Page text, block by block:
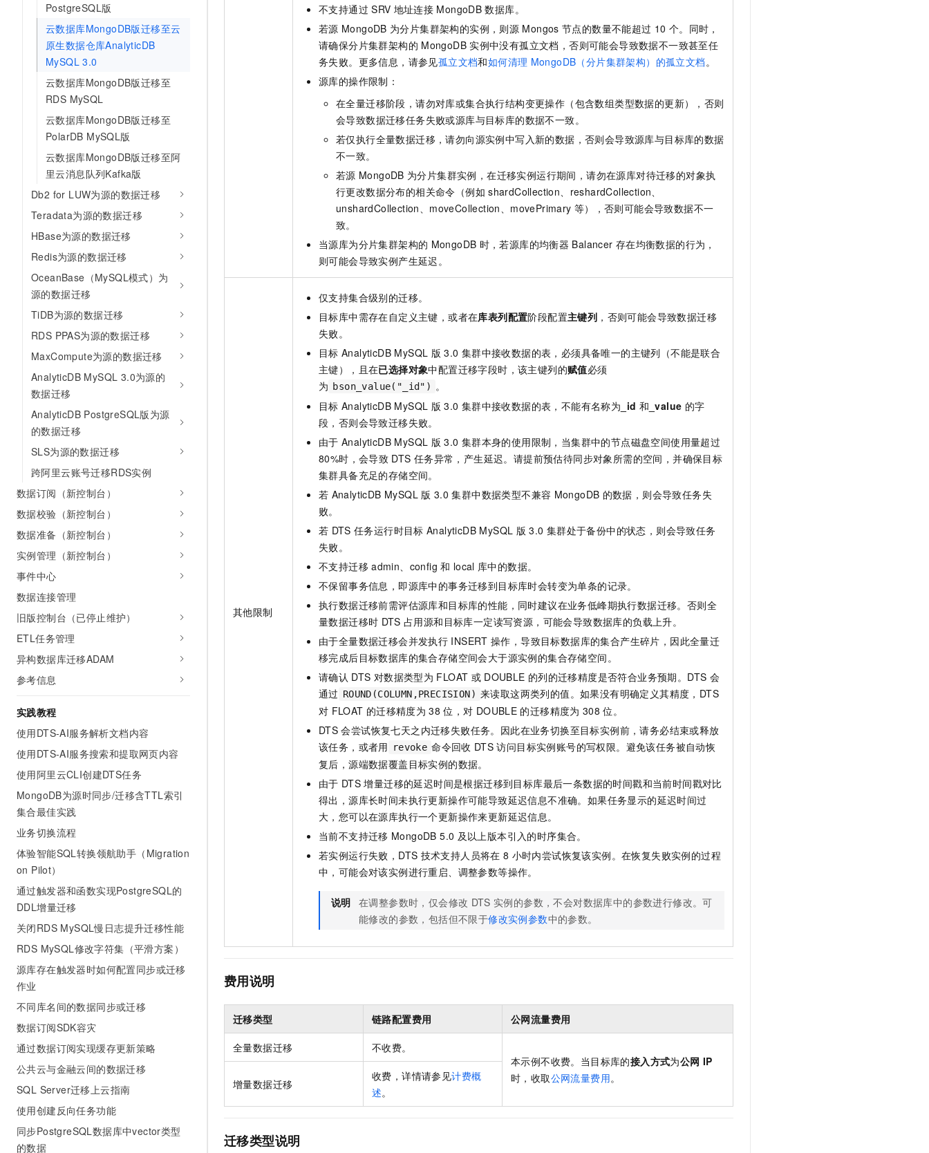
PostgreSQL版
云数据库MongoDB版迁移至云
原生数据仓库AnalyticDB
MySQL 3.0
云数据库MongoDB版迁移至
RDS MySQL
云数据库MongoDB版迁移至
PolarDB MySQL版
云数据库MongoDB版迁移至阿
里云消息队列Kafka版
Db2 for LUW为源的数据迁移
Teradata为源的数据迁移
HBase为源的数据迁移
Redis为源的数据迁移
OceanBase（MySQL模式）为
源的数据迁移
TiDB为源的数据迁移
RDS PPAS为源的数据迁移
MaxCompute为源的数据迁移
AnalyticDB MySQL 3.0为源的
数据迁移
AnalyticDB PostgreSQL版为源
的数据迁移
SLS为源的数据迁移
跨阿里云账号迁移RDS实例
数据订阅（新控制台）
数据校验（新控制台）
数据准备（新控制台）
实例管理（新控制台）
事件中心
数据连接管理
旧版控制台（已停止维护）
ETL任务管理
异构数据库迁移ADAM
参考信息
实践教程
使用DTS-AI服务解析文档内容
使用DTS-AI服务搜索和提取网页内容
使用阿里云CLI创建DTS任务
MongoDB为源时同步/迁移含TTL索引
集合最佳实践
业务切换流程
体验智能SQL转换领航助手（Migration
on Pilot）
通过触发器和函数实现PostgreSQL的
DDL增量迁移
关闭RDS MySQL慢日志提升迁移性能
RDS MySQL修改字符集（平滑方案）
源库存在触发器时如何配置同步或迁移
作业
不同库名间的数据同步或迁移
数据订阅SDK容灾
通过数据订阅实现缓存更新策略
公共云与金融云间的数据迁移
SQL Server迁移上云指南
使用创建反向任务功能
同步PostgreSQL数据库中vector类型
的数据
不支持通过 SRV 地址连接 MongoDB 数据库。
若源 MongoDB 为分片集群架构的实例，则源 Mongos 节点的数量不能超过 10 个。同时，
请确保分片集群架构的 MongoDB 实例中没有孤立文档，否则可能会导致数据不一致甚至任
务失败。更多信息，请参见孤立文档和如何清理 MongoDB（分片集群架构）的孤立文档。
源库的操作限制：
在全量迁移阶段，请勿对库或集合执行结构变更操作（包含数组类型数据的更新），否则
会导致数据迁移任务失败或源库与目标库的数据不一致。
若仅执行全量数据迁移，请勿向源实例中写入新的数据，否则会导致源库与目标库的数据
不一致。
若源 MongoDB 为分片集群实例，在迁移实例运行期间，请勿在源库对待迁移的对象执
行更改数据分布的相关命令（例如 shardCollection、reshardCollection、
unshardCollection、moveCollection、movePrimary 等），否则可能会导致数据不一
致。
当源库为分片集群架构的 MongoDB 时，若源库的均衡器 Balancer 存在均衡数据的行为，
则可能会导致实例产生延迟。
其他限制
仅支持集合级别的迁移。
目标库中需存在自定义主键，或者在库表列配置阶段配置主键列 ，否则可能会导致数据迁移
失败。
目标 AnalyticDB MySQL 版 3.0 集群中接收数据的表，必须具备唯一的主键列（不能是联合
主键），且在已选择对象中配置迁移字段时，该主键列的赋值必须
为 bson_value("_id") 。
目标 AnalyticDB MySQL 版 3.0 集群中接收数据的表，不能有名称为 _id 和 _value 的字
段，否则会导致迁移失败。
由于 AnalyticDB MySQL 版 3.0 集群本身的使用限制，当集群中的节点磁盘空间使用量超过
80%时，会导致 DTS 任务异常，产生延迟。请提前预估待同步对象所需的空间，并确保目标
集群具备充足的存储空间。
若 AnalyticDB MySQL 版 3.0 集群中数据类型不兼容 MongoDB 的数据，则会导致任务失
败。
若 DTS 任务运行时目标 AnalyticDB MySQL 版 3.0 集群处于备份中的状态，则会导致任务
失败。
不支持迁移 admin、config 和 local 库中的数据。
不保留事务信息，即源库中的事务迁移到目标库时会转变为单条的记录。
执行数据迁移前需评估源库和目标库的性能，同时建议在业务低峰期执行数据迁移。否则全
量数据迁移时 DTS 占用源和目标库一定读写资源，可能会导致数据库的负载上升。
由于全量数据迁移会并发执行 INSERT 操作，导致目标数据库的集合产生碎片，因此全量迁
移完成后目标数据库的集合存储空间会大于源实例的集合存储空间。
请确认 DTS 对数据类型为 FLOAT 或 DOUBLE 的列的迁移精度是否符合业务预期。DTS 会
通过 ROUND(COLUMN,PRECISION) 来读取这两类列的值。如果没有明确定义其精度，DTS
对 FLOAT 的迁移精度为 38 位，对 DOUBLE 的迁移精度为 308 位。
DTS 会尝试恢复七天之内迁移失败任务。因此在业务切换至目标实例前，请务必结束或释放
该任务，或者用
revoke 命令回收 DTS 访问目标实例账号的写权限。避免该任务被自动恢
复后，源端数据覆盖目标实例的数据。
由于 DTS 增量迁移的延迟时间是根据迁移到目标库最后一条数据的时间戳和当前时间戳对比
得出，源库长时间未执行更新操作可能导致延迟信息不准确。如果任务显示的延迟时间过
大，您可以在源库执行一个更新操作来更新延迟信息。
当前不支持迁移 MongoDB 5.0 及以上版本引入的时序集合。
若实例运行失败，DTS 技术支持人员将在 8 小时内尝试恢复该实例。在恢复失败实例的过程
中，可能会对该实例进行重启、调整参数等操作。
说明 在调整参数时，仅会修改 DTS 实例的参数，不会对数据库中的参数进行修改。可
能修改的参数，包括但不限于修改实例参数中的参数。
费用说明
迁移类型 链路配置费用 公网流量费用
全量数据迁移
不收费。
本示例不收费。当目标库的接入方式为公网 IP
时，收取公网流量费用。
增量数据迁移
收费，详情请参见计费概
述。
迁移类型说明